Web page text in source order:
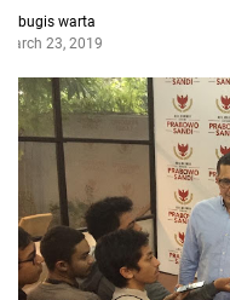
bugis warta
March 23, 2019